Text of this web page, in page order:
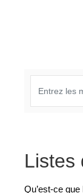
Listes
Qu’est-ce